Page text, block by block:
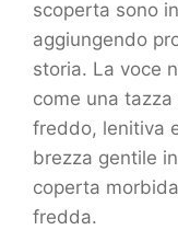
scoperta sono
aggiungendo
storia. La voce
come una tazza
freddo, lenitiva
brezza gentile
coperta
fredda.